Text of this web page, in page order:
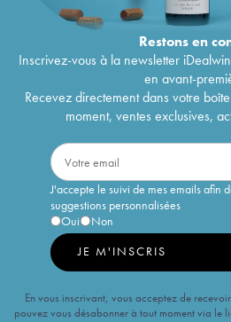
Restons en
Inscrivez-vous à la newsletter
en avant-
Recevez directement dans votre
moment, ventes exclusives,
J'accepte le suivi de mes emails afin
suggestions personnalisées
Oui
Non
JE M'INSCRIS
En vous inscrivant, vous acceptez de
pouvez vous désabonner à tout moment via le